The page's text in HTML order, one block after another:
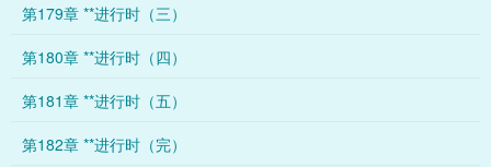
第179章 **进行时（三）
第180章 **进行时（四）
第181章 **进行时（五）
第182章 **进行时（完）